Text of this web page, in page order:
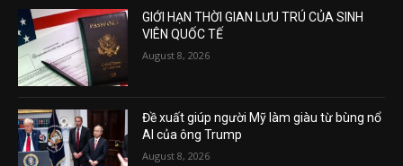
GIỚI HẠN THỜI GIAN LƯU TRÚ CỦA SINH
VIÊN QUỐC TẾ
August 8, 2026
Đề xuất giúp người Mỹ làm giàu từ bùng nổ
AI của ông Trump
August 8, 2026